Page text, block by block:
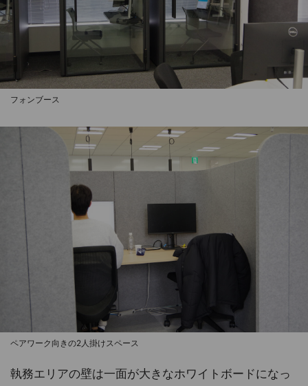
フォンブース
ペアワーク向きの2人掛けスペース
執務エリアの壁は一面が大きなホワイトボードになっ